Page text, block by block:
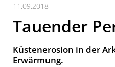
11.09.2018
Tauender
Küstenerosion in der
Erwärmung.